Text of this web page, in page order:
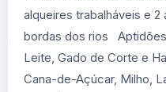
alqueires trabalháveis e
bordas dos rios
Leite, Gado de Corte e
Cana-de-Açúcar, Milho,